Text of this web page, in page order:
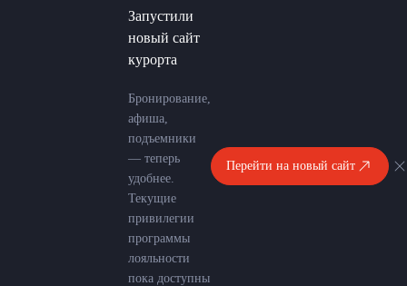
Запустили
новый сайт
курорта
Бронирование,
афиша,
подъемники
— теперь
удобнее.
Текущие
привилегии
программы
лояльности
пока доступны
Перейти на новый сайт